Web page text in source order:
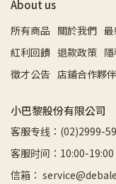
About us
所有商品 關於我們
紅利回饋 退款政策
徵才公告 店鋪合作夥伴
小巴黎股份有限公司
客服专线：(02)2999-
客服时间：10:00-
信箱：